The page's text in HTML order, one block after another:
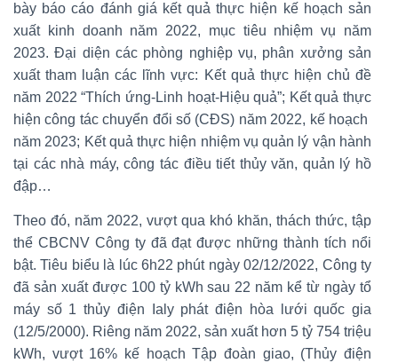
bày báo cáo đánh giá kết quả thực hiện kế hoạch sản
xuất kinh doanh năm 2022, mục tiêu nhiệm vụ năm
2023. Đại diện các phòng nghiệp vụ, phân xưởng sản
xuất tham luận các lĩnh vực: Kết quả thực hiện chủ đề
năm 2022 “Thích ứng-Linh hoạt-Hiệu quả”; Kết quả thực
hiện công tác chuyển đổi số (CĐS) năm 2022, kế hoạch
năm 2023; Kết quả thực hiện nhiệm vụ quản lý vận hành
tại các nhà máy, công tác điều tiết thủy văn, quản lý hồ
đập…
Theo đó, năm 2022, vượt qua khó khăn, thách thức, tập
thể CBCNV Công ty đã đạt được những thành tích nổi
bật. Tiêu biểu là lúc 6h22 phút ngày 02/12/2022, Công ty
đã sản xuất được 100 tỷ kWh sau 22 năm kể từ ngày tổ
máy số 1 thủy điện Ialy phát điện hòa lưới quốc gia
(12/5/2000). Riêng năm 2022, sản xuất hơn 5 tỷ 754 triệu
kWh, vượt 16% kế hoạch Tập đoàn giao, (Thủy điện